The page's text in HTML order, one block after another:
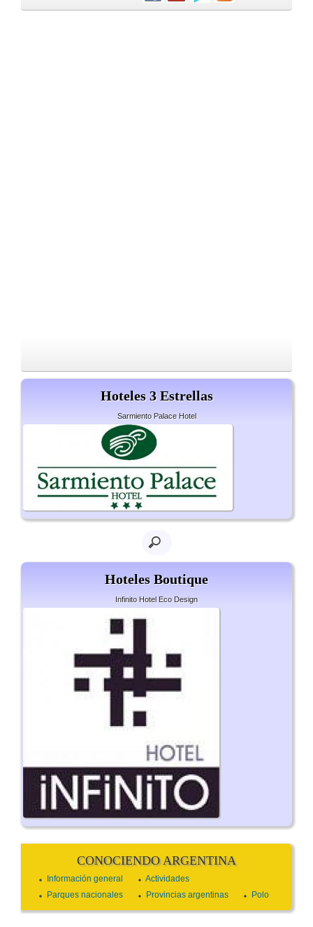
Hoteles 3 Estrellas
Sarmiento Palace Hotel
Hoteles Boutique
Infinito Hotel Eco Design
CONOCIENDO ARGENTINA
Información general
Actividades
Parques nacionales
Provincias argentinas Polo